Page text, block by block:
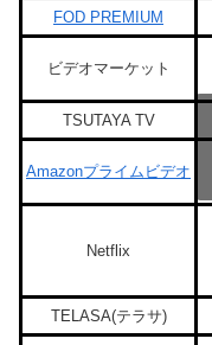
FOD PREMIUM
ビデオマーケット
TSUTAYA TV
Amazonプライムビデオ
Netflix
TELASA(テラサ)